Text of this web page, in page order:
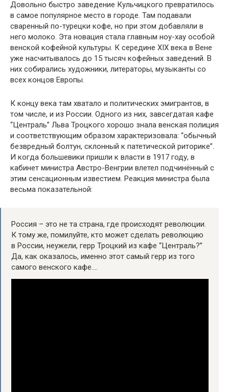
Довольно быстро заведение Кульчицкого превратилось
в самое популярное место в городе. Там подавали
сваренный по-турецки кофе, но при этом добавляли в
него молоко. Эта новация стала главным ноу-хау особой
венской кофейной культуры. К середине XIX века в Вене
уже насчитывалось до 15 тысяч кофейных заведений. В
них собирались художники, литераторы, музыканты со
всех концов Европы.
К концу века там хватало и политических эмигрантов, в
том числе, и из России. Одного из них, завсегдатая кафе
“Централь” Льва Троцкого хорошо знала венская полиция
и соответствующим образом характеризовала: “обычный
безвредный болтун, склонный к патетической риторике”.
И когда большевики пришли к власти в 1917 году, в
кабинет министра Австро-Венгрии влетел подчинённый с
этим сенсационным известием. Реакция министра была
весьма показательной:
Россия – это не та страна, где происходят революции.
К тому же, помилуйте, кто может сделать революцию
в России, неужели, герр Троцкий из кафе “Централь?”
Да, как оказалось, именно этот самый герр из того
самого венского кафе….